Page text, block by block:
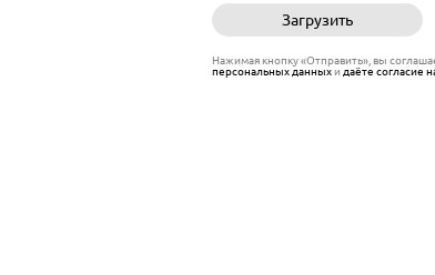
Загрузить
Нажимая кнопку «Отправить», вы
персональных данныхи даёте согласие